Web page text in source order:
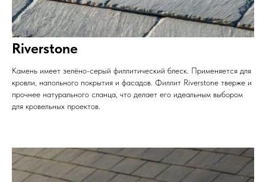
Riverstone
Камень имеет зелёно-серый филлитический блеск. Применяется для
кровли, напольного покрытия и фасадов. Филлит Riverstone тверже и
прочнее натурального сланца, что делает его идеальным выбором
для кровельных проектов.